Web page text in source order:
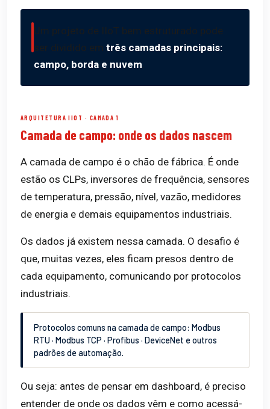
Um projeto de IIoT bem estruturado pode
ser dividido em três camadas principais:
campo, borda e nuvem
ARQUITETURA IIOT · CAMADA 1
Camada de campo: onde os dados nascem
A camada de campo é o chão de fábrica. É onde
estão os CLPs, inversores de frequência, sensores
de temperatura, pressão, nível, vazão, medidores
de energia e demais equipamentos industriais.
Os dados já existem nessa camada. O desafio é
que, muitas vezes, eles ficam presos dentro de
cada equipamento, comunicando por protocolos
industriais.
Protocolos comuns na camada de campo: Modbus
RTU · Modbus TCP · Profibus · DeviceNet e outros
padrões de automação.
Ou seja: antes de pensar em dashboard, é preciso
entender de onde os dados vêm e como acessá-